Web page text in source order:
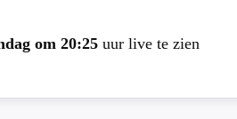
om 20:25 uur live te zien